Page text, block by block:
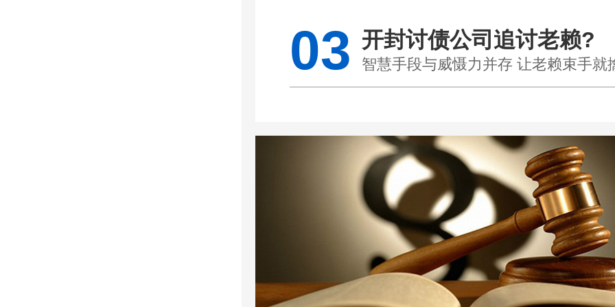
03 开封讨债公司追讨老赖?
智慧手段与威慑力并存 让老赖束手就